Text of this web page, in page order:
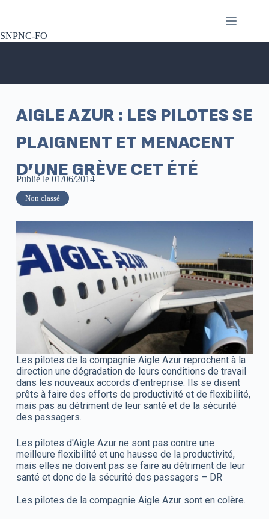
SNPNC-FO
AIGLE AZUR : LES PILOTES SE
PLAIGNENT ET MENACENT
D’UNE GRÈVE CET ÉTÉ
Publié le 01/06/2014
Non classé
Les pilotes de la compagnie Aigle Azur reprochent à la
direction une dégradation de leurs conditions de travail
dans les nouveaux accords d'entreprise. Ils se disent
prêts à faire des efforts de productivité et de flexibilité,
mais pas au détriment de leur santé et de la sécurité
des passagers.
Les pilotes d'Aigle Azur ne sont pas contre une
meilleure flexibilité et une hausse de la productivité,
mais elles ne doivent pas se faire au détriment de leur
santé et donc de la sécurité des passagers – DR
Les pilotes de la compagnie Aigle Azur sont en colère.